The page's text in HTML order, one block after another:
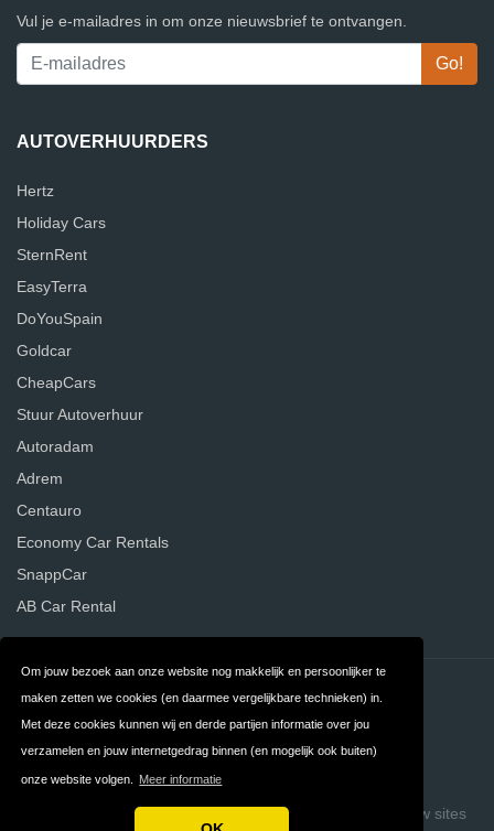
Om jouw bezoek aan onze website nog makkelijk en persoonlijker te
maken zetten we cookies (en daarmee vergelijkbare technieken) in.
Met deze cookies kunnen wij en derde partijen informatie over jou
verzamelen en jouw internetgedrag binnen (en mogelijk ook buiten)
onze website volgen. Meer informatie
Vul je e-mailadres in om onze nieuwsbrief te ontvangen.
AUTOVERHUURDERS
Hertz
Holiday Cars
SternRent
EasyTerra
DoYouSpain
Goldcar
CheapCars
Stuur Autoverhuur
Autoradam
Adrem
Centauro
Economy Car Rentals
SnappCar
AB Car Rental
Contact Privacy
Algemene FAQ
Copyright © 2026 Vergelijk Autoverhuurders Build review sites